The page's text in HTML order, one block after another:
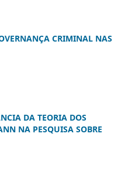
CRIMINAL NAS
DA TEORIA DOS
NA PESQUISA SOBRE